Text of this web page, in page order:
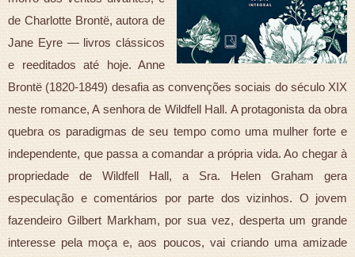
de Charlotte Brontë, autora de
Jane Eyre — livros clássicos
e reeditados até hoje. Anne
Brontë (1820-1849) desafia as convenções sociais do século XIX
neste romance, A senhora de Wildfell Hall. A protagonista da obra
quebra os paradigmas de seu tempo como uma mulher forte e
independente, que passa a comandar a própria vida. Ao chegar à
propriedade de Wildfell Hall, a Sra. Helen Graham gera
especulação e comentários por parte dos vizinhos. O jovem
fazendeiro Gilbert Markham, por sua vez, desperta um grande
interesse pela moça e, aos poucos, vai criando uma amizade